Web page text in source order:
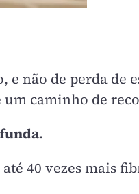
não de perda de
um caminho de
.
40 vezes mais